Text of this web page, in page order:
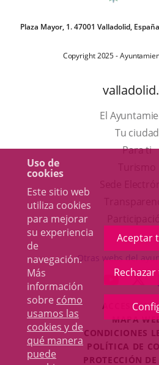
Uso de
cookies
Este sitio web
utiliza cookies
para mejorar
su experiencia
de
navegación.
Más
información
sobre cómo
usamos las
cookies y de
qué manera
puede
Aceptar
Plaza Mayor, 1. 47001 Valladolid,
Copyright 2025 -
El
Tu ciudad
Para ti
Otras webs del
ENLACE
A
UNA
A
MAPA
CONDICIONES
POLÍTICA DE
PROTECCIÓN